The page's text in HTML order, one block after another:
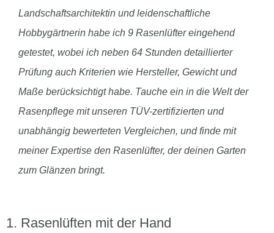
Landschaftsarchitektin und leidenschaftliche
Hobbygärtnerin habe ich 9 Rasenlüfter eingehend
getestet, wobei ich neben 64 Stunden detaillierter
Prüfung auch Kriterien wie Hersteller, Gewicht und
Maße berücksichtigt habe. Tauche ein in die Welt der
Rasenpflege mit unseren TÜV-zertifizierten und
unabhängig bewerteten Vergleichen, und finde mit
meiner Expertise den Rasenlüfter, der deinen Garten
zum Glänzen bringt.
Rasenlüften mit der Hand